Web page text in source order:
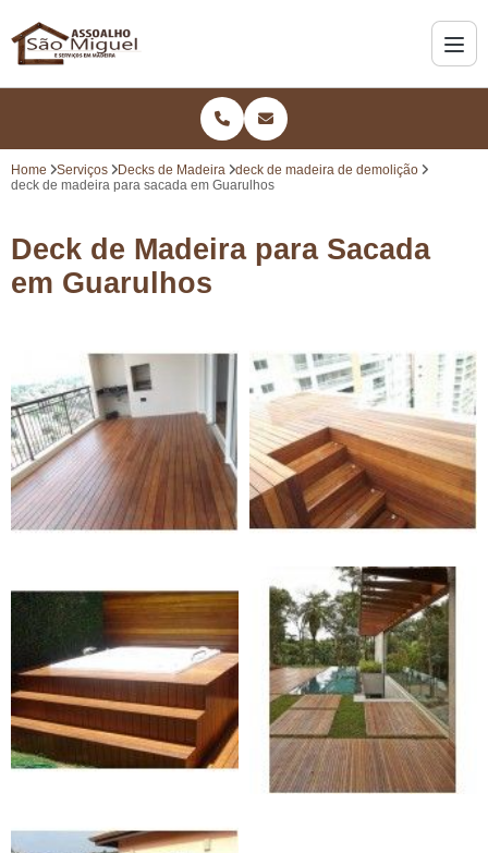
Home Serviços Decks de Madeira
deck de madeira de demolição
deck de madeira para sacada em Guarulhos
Deck de Madeira para Sacada
em Guarulhos